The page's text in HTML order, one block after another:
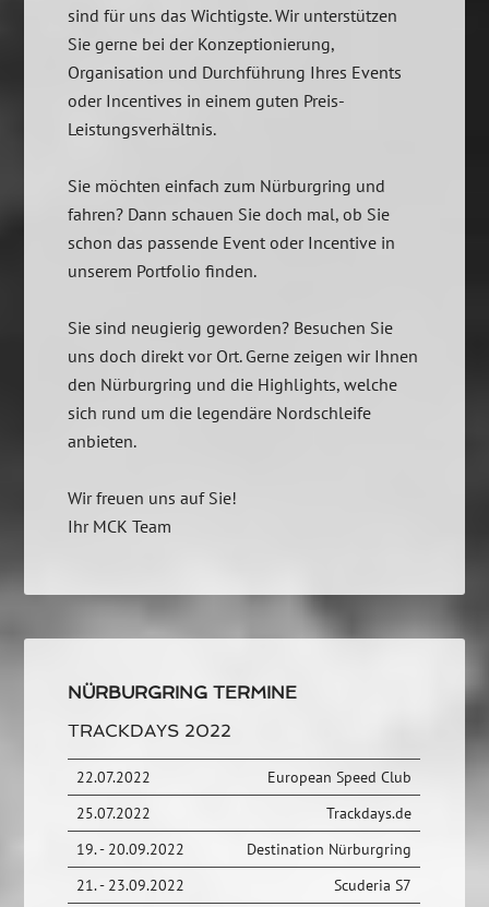
sind für uns das Wichtigste. Wir unterstützen
Sie gerne bei der Konzeptionierung,
Organisation und Durchführung Ihres Events
oder Incentives in einem guten Preis-
Leistungsverhältnis.
Sie möchten einfach zum Nürburgring und
fahren? Dann schauen Sie doch mal, ob Sie
schon das passende Event oder Incentive in
unserem Portfolio finden.
Sie sind neugierig geworden? Besuchen Sie
uns doch direkt vor Ort. Gerne zeigen wir Ihnen
den Nürburgring und die Highlights, welche
sich rund um die legendäre Nordschleife
anbieten.
Wir freuen uns auf Sie!
Ihr MCK Team
NÜRBURGRING TERMINE
TRACKDAYS 2022
22.07.2022
European Speed Club
25.07.2022
Trackdays.de
19. - 20.09.2022
Destination Nürburgring
21. - 23.09.2022
Scuderia S7